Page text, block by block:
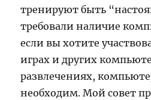
тренируют быть
требовали наличие
если вы хотите
играх и других
развлечениях,
необходим. Мой совет